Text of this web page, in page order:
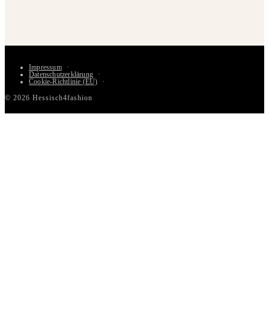
Impressum
Datenschutzerklärung
Cookie-Richtlinie (EU)
© 2026 Hessisch4fashion